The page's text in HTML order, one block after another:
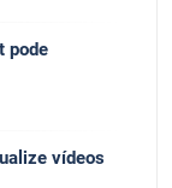
pode
vídeos